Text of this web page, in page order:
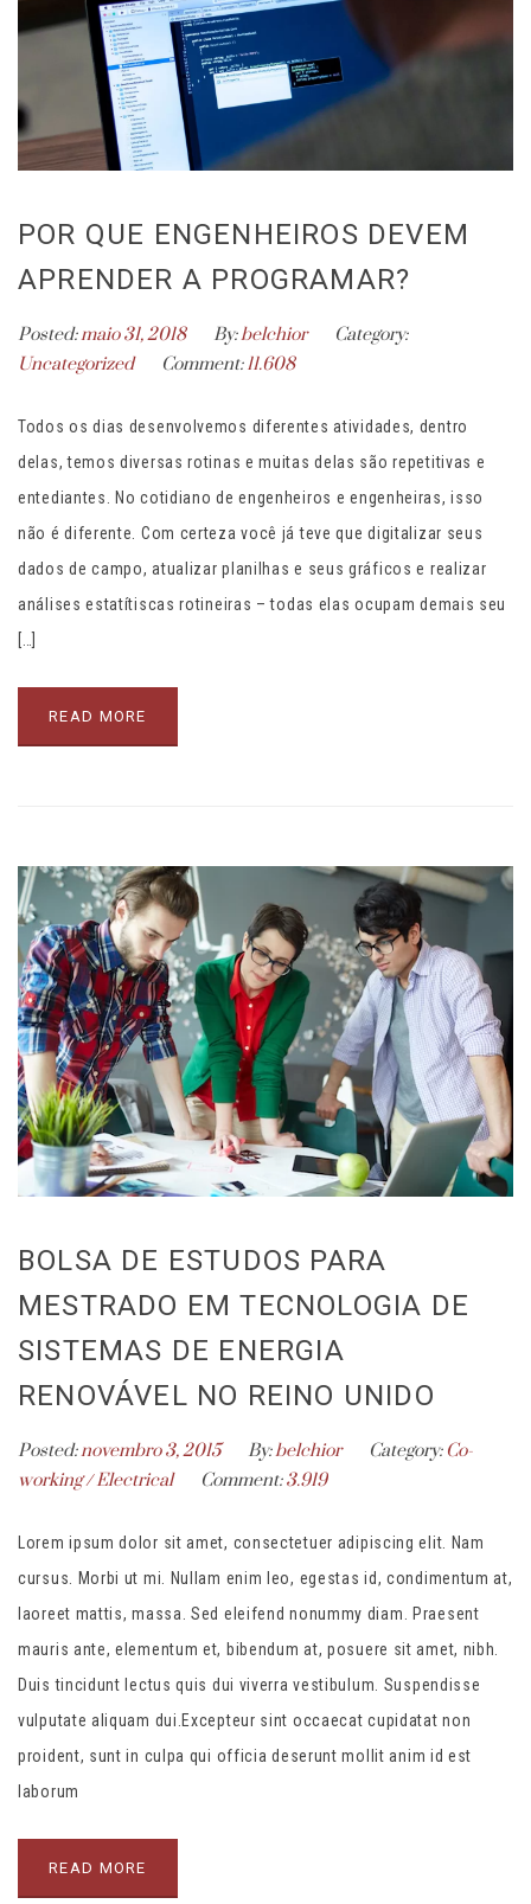
POR QUE ENGENHEIROS DEVEM
APRENDER A PROGRAMAR?
Posted:maio 31, 2018 By:belchior
Category:
Uncategorized
Comment:11.608
Todos os dias desenvolvemos diferentes atividades, dentro
delas, temos diversas rotinas e muitas delas são repetitivas e
entediantes. No cotidiano de engenheiros e engenheiras, isso
não é diferente. Com certeza você já teve que digitalizar seus
dados de campo, atualizar planilhas e seus gráficos e realizar
análises estatítiscas rotineiras – todas elas ocupam demais seu
[…]
READ MORE
BOLSA DE ESTUDOS PARA
MESTRADO EM TECNOLOGIA DE
SISTEMAS DE ENERGIA
RENOVÁVEL NO REINO UNIDO
Posted:novembro 3, 2015 By:belchior Category: Co-
working/Electrical Comment:3.919
Lorem ipsum dolor sit amet, consectetuer adipiscing elit. Nam
cursus. Morbi ut mi. Nullam enim leo, egestas id, condimentum at,
laoreet mattis, massa. Sed eleifend nonummy diam. Praesent
mauris ante, elementum et, bibendum at, posuere sit amet, nibh.
Duis tincidunt lectus quis dui viverra vestibulum. Suspendisse
vulputate aliquam dui.Excepteur sint occaecat cupidatat non
proident, sunt in culpa qui officia deserunt mollit anim id est
laborum
READ MORE